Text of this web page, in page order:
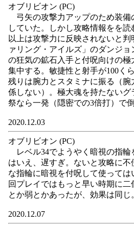
オブリビオン (PC)
弓矢の攻撃力アップのため装備
していた。しかし攻略情報をを
以上は攻撃力に反映されないと
ァリング・アイルズ」のダンジ
の狂気の鉱石入手と付呪向けの極
集中する。敏捷性と射手が100く
残りは腕力とスタミナに振る（腕
係しない）。極大魂を持たないグ
祭なら一発（隠密での3倍打）で倒
2020.12.03
オブリビオン (PC)
レベル34でようやく暗視の指輪
はいえ、遅すぎ。ないと攻略に
な指輪に暗視を付呪して使っては
回プレイではもっと早い時期に
とか弱とかあったが、効果は同じ
2020.12.07